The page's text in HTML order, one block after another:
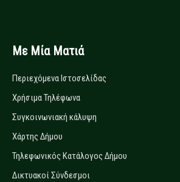
Με Μία Ματιά
Περιεχόμενα Ιστοσελίδας
Χρήσιμα Τηλέφωνα
Συγκοινωνιακή κάλυψη
Χάρτης Δήμου
Τηλεφωνικός Κατάλογος Δήμου
Δικτυακοί Σύνδεσμοι